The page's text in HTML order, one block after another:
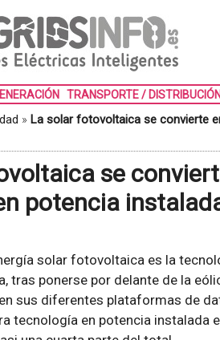
TRANSPORTE / DISTRIBUCIÓN
» La solar fotovoltaica se convierte
se
potencia
solar fotovoltaica es la
tras ponerse por delante de la
sus diferentes plataformas de
tecnología en potencia instalada